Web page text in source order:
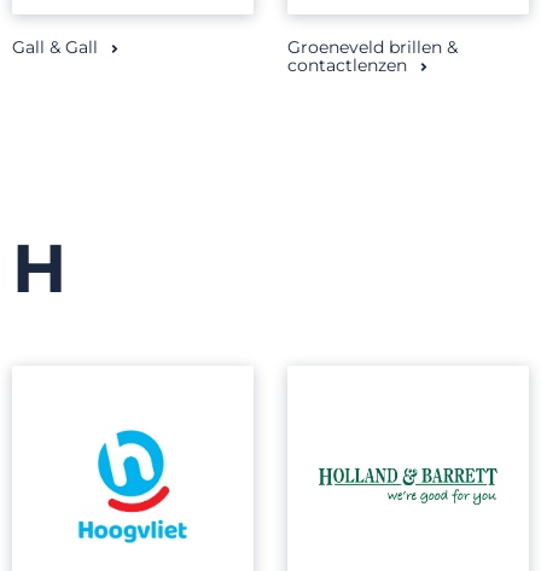
Gall & Gall
Groeneveld brillen &
contactlenzen
H